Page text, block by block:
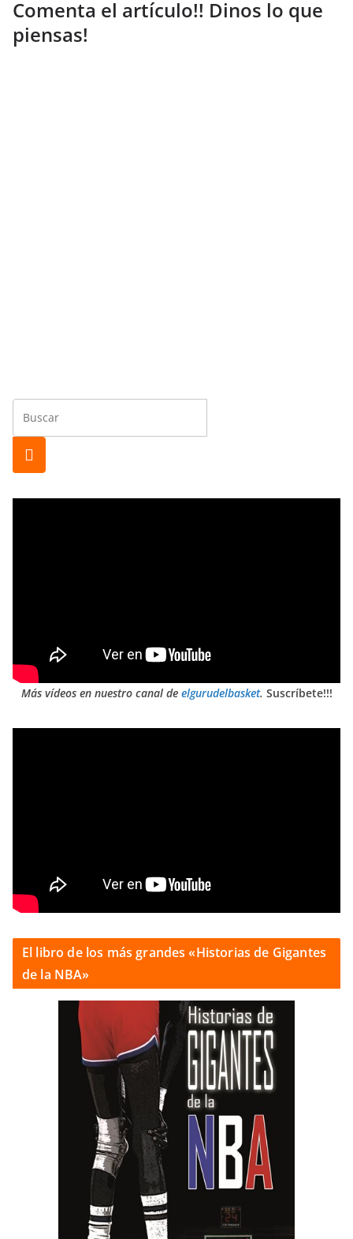
Comenta el artículo!! Dinos lo que
piensas!
Más vídeos en nuestro canal de elgurudelbasket. Suscríbete!!!
El libro de los más grandes «Historias de Gigantes
de la NBA»